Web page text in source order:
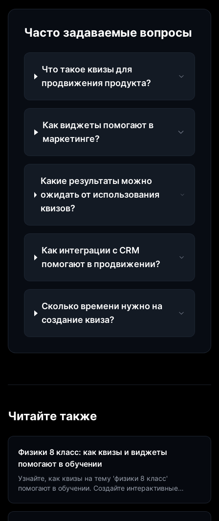
Часто задаваемые вопросы
Что такое квизы для
продвижения продукта?
Как виджеты помогают в
маркетинге?
Какие результаты можно
ожидать от использования
квизов?
Как интеграции с CRM
помогают в продвижении?
Сколько времени нужно на
создание квиза?
Читайте также
Физики 8 класс: как квизы и виджеты
помогают в обучении
Узнайте, как квизы на тему 'физики 8 класс'
помогают в обучении. Создайте интерактивные